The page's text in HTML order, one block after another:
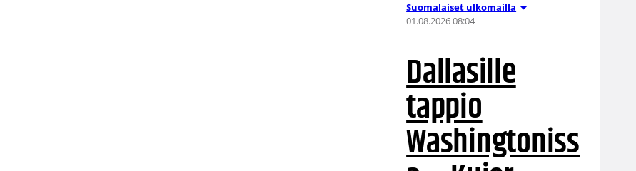
Suomalaiset ulkomailla
01.08.2026 08:04
Dallasille
tappio
Washingtoniss